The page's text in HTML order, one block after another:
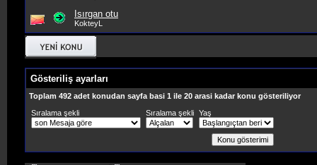
Isırgan otu
KokteyL
Gösteriliş ayarları
Toplam 492 adet konudan sayfa basi 1 ile 20 arasi kadar konu gösteriliyor
Sıralama şekli
Sıralama şekli Yaş